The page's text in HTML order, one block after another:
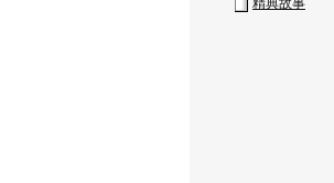
精典故事